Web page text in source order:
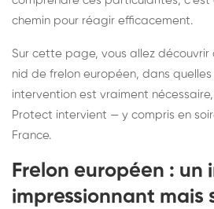
chemin pour réagir efficacement.
Sur cette page, vous allez découvrir
nid de frelon européen, dans
intervention est vraiment
Protect intervient — y compris en
France.
Frelon européen : un
impressionnant mais